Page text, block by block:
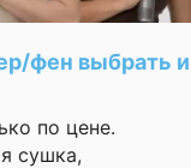
фен выбрать и
по цене.
сушка,